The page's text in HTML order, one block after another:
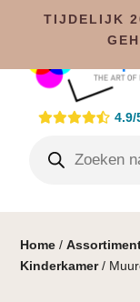
4.9/
Home /
Kinderkamer/
TIJDELIJK